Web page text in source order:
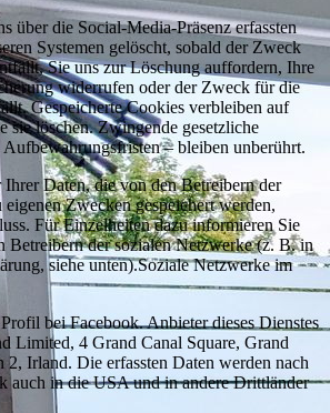
über die Social-Media-Präsenz erfassten
Systemen gelöscht, sobald der Zweck
Sie uns zur Löschung auffordern, Ihre
widerrufen oder der Zweck für die
Gespeicherte Cookies verbleiben auf
sie löschen. Zwingende gesetzliche
– bleiben unberührt.
Daten, die von den Betreibern der
Zwecken gespeichert werden,
Für Einzelheiten dazu informieren Sie
Betreibern der sozialen Netzwerke (z. B. in
siehe unten).Soziale Netzwerke im
bei Facebook. Anbieter dieses Dienstes
Limited, 4 Grand Canal Square, Grand
Irland. Die erfassten Daten werden nach
auch in die USA und in andere Drittländer